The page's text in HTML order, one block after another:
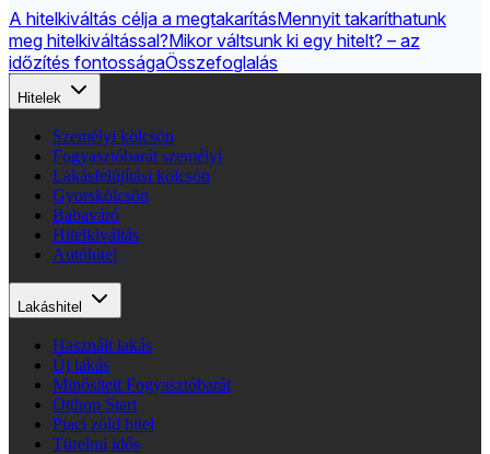
A hitelkiváltás célja a megtakarításMennyit takaríthatunk
meg hitelkiváltással?Mikor váltsunk ki egy hitelt? – az
időzítés fontosságaÖsszefoglalás
Hitelek
Személyi kölcsön
Fogyasztóbarát személyi
Lakásfelújítási kölcsön
Gyorskölcsön
Babaváró
Hitelkiváltás
Autóhitel
Lakáshitel
Használt lakás
Új lakás
Minősített Fogyasztóbarát
Otthon Start
Piaci zöld hitel
Türelmi idős